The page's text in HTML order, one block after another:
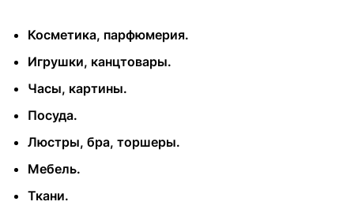
Косметика, парфюмерия.
Игрушки, канцтовары.
Часы, картины.
Посуда.
Люстры, бра, торшеры.
Мебель.
Ткани.